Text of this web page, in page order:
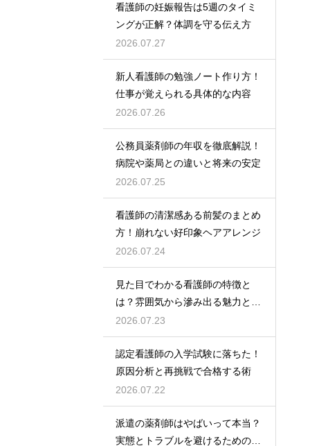
看護師の妊娠報告は5週のタイミ
ングが正解？体調を守る伝え方
2026.07.27
新人看護師の勉強ノート作り方！
仕事が覚えられる具体的な内容
2026.07.26
公務員薬剤師の年収を徹底解説！
病院や薬局との違いと将来の安定
2026.07.25
看護師の清潔感ある前髪のまとめ
方！崩れない好印象ヘアアレンジ
2026.07.24
見た目でわかる看護師の特徴と
は？雰囲気から滲み出る魅力と秘
密
2026.07.23
認定看護師の入学試験に落ちた！
原因分析と再挑戦で合格する術
2026.07.22
派遣の薬剤師はやばいって本当？
実態とトラブルを避けるための働